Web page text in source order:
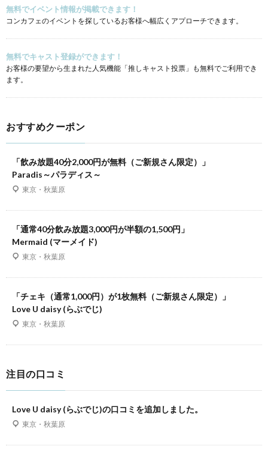
無料でイベント情報が掲載できます！
コンカフェのイベントを探しているお客様へ幅広くアプローチできます。
無料でキャスト登録ができます！
お客様の要望から生まれた人気機能「推しキャスト投票」も無料でご利用でき
ます。
おすすめクーポン
「飲み放題40分2,000円が無料（ご新規さん限定）」
Paradis～パラディス～
東京・秋葉原
「通常40分飲み放題3,000円が半額の1,500円」
Mermaid (マーメイド)
東京・秋葉原
「チェキ（通常1,000円）が1枚無料（ご新規さん限定）」
Love U daisy (らぶでじ)
東京・秋葉原
注目の口コミ
Love U daisy (らぶでじ)の口コミを追加しました。
東京・秋葉原